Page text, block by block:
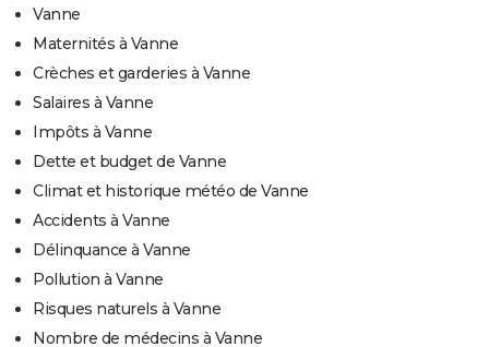
Vanne
Maternités à Vanne
Crèches et garderies à Vanne
Salaires à Vanne
Impôts à Vanne
Dette et budget de Vanne
Climat et historique météo de Vanne
Accidents à Vanne
Délinquance à Vanne
Pollution à Vanne
Risques naturels à Vanne
Nombre de médecins à Vanne